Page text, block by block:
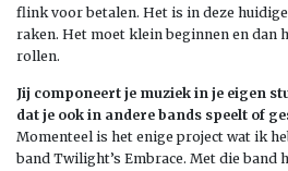
flink voor betalen. Het is in deze
raken. Het moet klein beginnen en dan
rollen.
Jij componeert je muziek in je eigen
dat je ook in andere bands speelt of
Momenteel is het enige project wat ik
band Twilight’s Embrace. Met die band